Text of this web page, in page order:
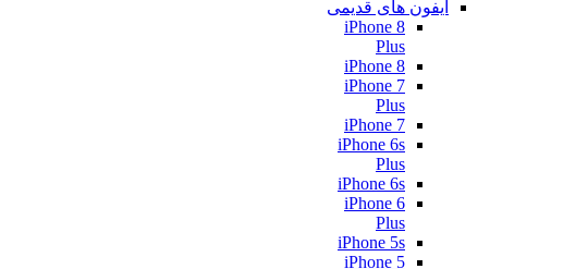
آیفون های قدیمی
iPhone 8
Plus
iPhone 8
iPhone 7
Plus
iPhone 7
iPhone 6s
Plus
iPhone 6s
iPhone 6
Plus
iPhone 5s
iPhone 5